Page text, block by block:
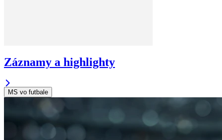
Záznamy a highlighty
MS vo futbale